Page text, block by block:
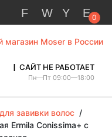
0
САЙТ НЕ РАБОТАЕТ
Пн—Пт 09:00—18:00
завивки волос /
Ermila Conissima+ с